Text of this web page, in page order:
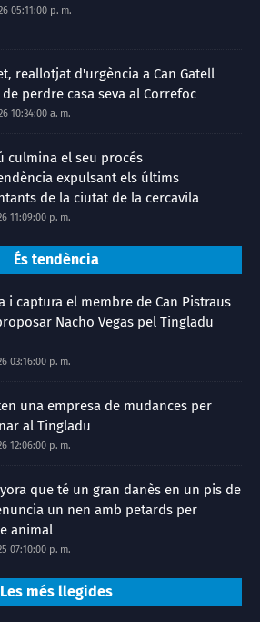
05:11:00 p. m.
reallotjat d'urgència a Can Gatell
perdre casa seva al Correfoc
10:34:00 a. m.
culmina el seu procés
expulsant els últims
de la ciutat de la cercavila
11:09:00 p. m.
És tendència
i captura el membre de Can Pistraus
Nacho Vegas pel Tingladu
03:16:00 p. m.
una empresa de mudances per
al Tingladu
12:06:00 p. m.
que té un gran danès en un pis de
un nen amb petards per
animal
07:10:00 p. m.
Les més llegides